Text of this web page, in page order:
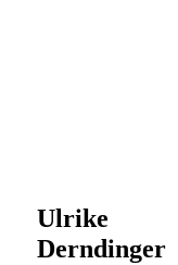
Ulrike
Derndinger